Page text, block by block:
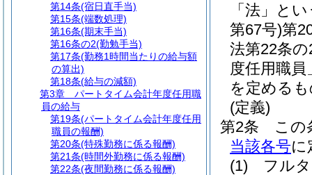
「法」と
第67号)第
法第22条
度任用職
を定める
(定義)
第2条
この
当該各号に
(1)
フル
第14条(宿日直手当)
第15条(端数処理)
第16条(期末手当)
第16条の2(勤勉手当)
第17条(勤務1時間当たりの給与額
の算出)
第18条(給与の減額)
第3章
パートタイム会計年度任用職
員の給与
第19条(パートタイム会計年度任用
職員の報酬)
第20条(特殊勤務に係る報酬)
第21条(時間外勤務に係る報酬)
第22条(夜間勤務に係る報酬)